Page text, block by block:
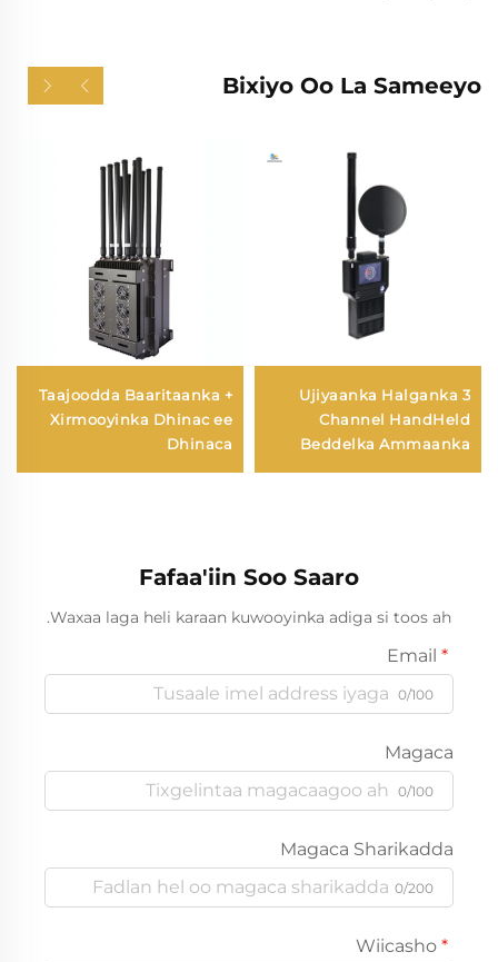
Bixiyo Oo La Sameeyo
Ujiyaanka Halganka 3
Channel HandHeld
Beddelka Ammaanka
Taajoodda Baaritaanka +
Xirmooyinka Dhinac ee
Dhinaca
Fafaa'iin Soo Saaro
Waxaa laga heli karaan kuwooyinka adiga si toos ah.
0/100
Magaca
0/100
Magaca Sharikadda
0/200